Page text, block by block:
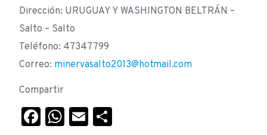
Dirección: URUGUAY Y WASHINGTON BELTRÁN –
Salto – Salto
Teléfono: 47347799
Correo: minervasalto2013@hotmail.com
Compartir
Facebook
WhatsApp
Email